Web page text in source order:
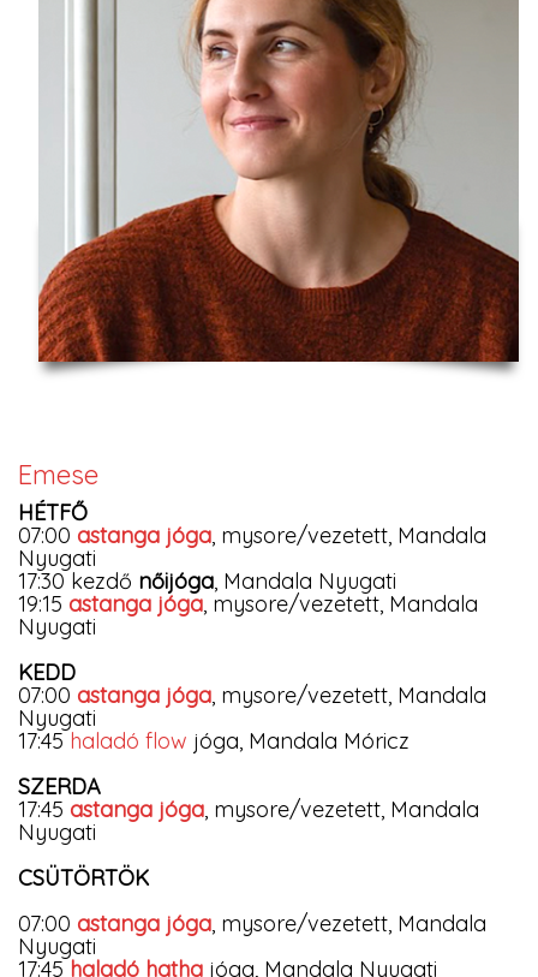
Emese
HÉTFŐ
07:00 astanga jóga , mysore/vezetett, Mandala
Nyugati
17:30 kezdő nőijóga , Mandala Nyugati
19:15 astanga jóga , mysore/vezetett, Mandala
Nyugati
KEDD
07:00 astanga jóga , mysore/vezetett, Mandala
Nyugati
17:45haladó flow jóga, Mandala Móricz
SZERDA
17:45 astanga jóga , mysore/vezetett, Mandala
Nyugati
CSÜTÖRTÖK
07:00 astanga jóga , mysore/vezetett, Mandala
Nyugati
17:45haladó hatha jóga, Mandala Nyugati